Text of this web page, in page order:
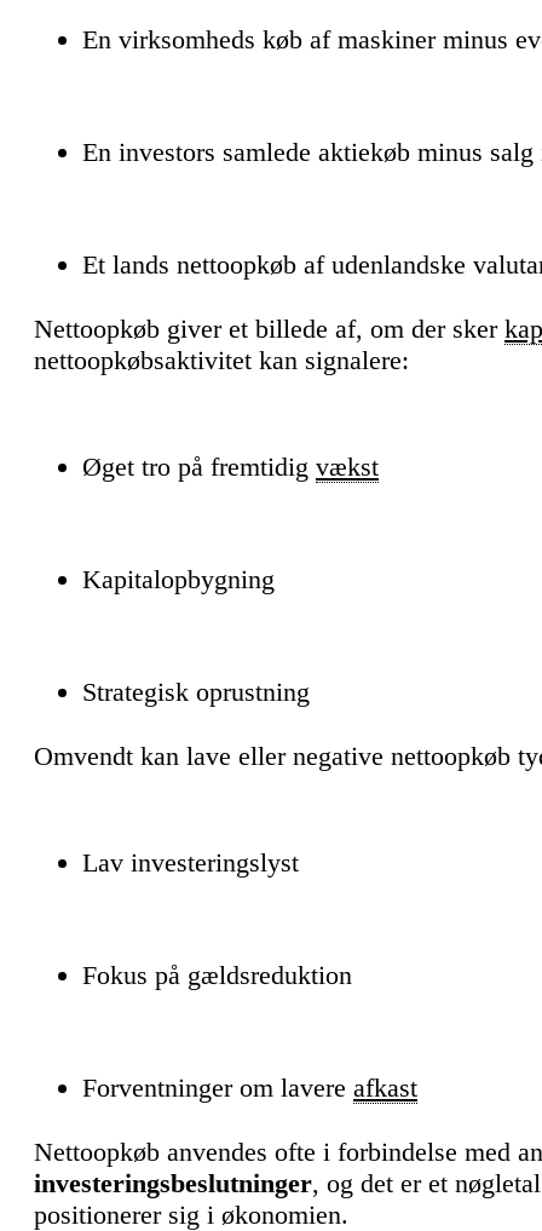
En virksomheds køb af maskiner minus
En investors samlede aktiekøb minus
Et lands nettoopkøb af udenlandske
Nettoopkøb giver et billede af, om der sker
nettoopkøbsaktivitet kan signalere:
Øget tro på fremtidig vækst
Kapitalopbygning
Strategisk oprustning
Omvendt kan lave eller negative nettoopkøb
Lav investeringslyst
Fokus på gældsreduktion
Forventninger om lavere afkast
Nettoopkøb anvendes ofte i forbindelse med
investeringsbeslutninger, og det er et
positionerer sig i økonomien.